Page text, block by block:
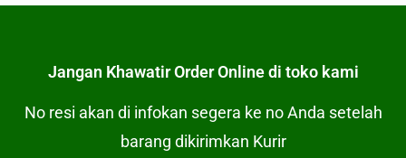
Jangan Khawatir Order Online di toko kami
No resi akan di infokan segera ke no Anda setelah
barang dikirimkan Kurir